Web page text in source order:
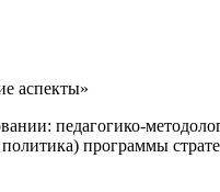
аспекты»
педагогико-
программы